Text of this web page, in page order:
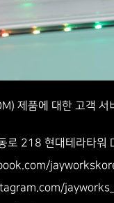
제품에 대한 고객
로 218 현대테라타